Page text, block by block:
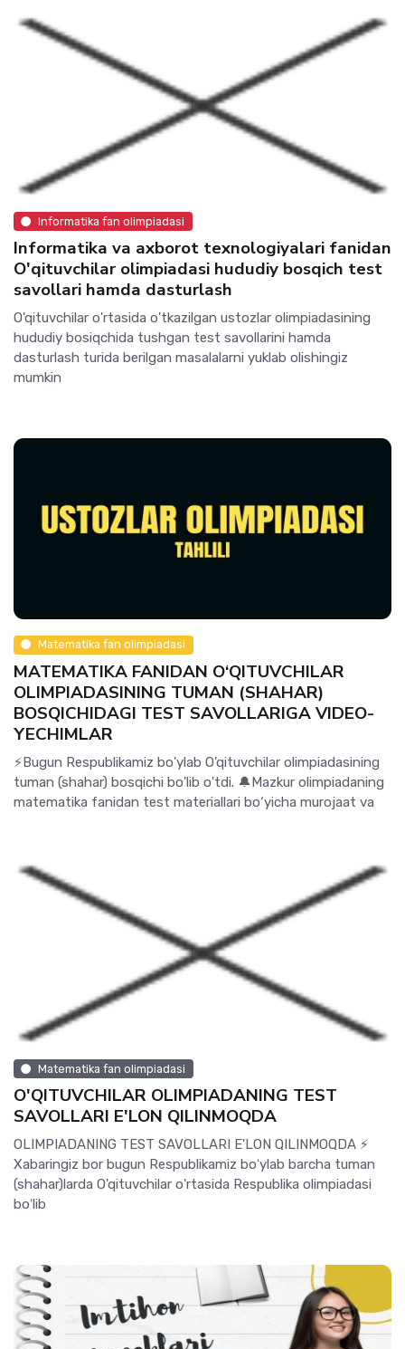
Informatika fan olimpiadasi
Informatika va axborot texnologiyalari fanidan
O'qituvchilar olimpiadasi hududiy bosqich test
savollari hamda dasturlash
O'qituvchilar o'rtasida o'tkazilgan ustozlar olimpiadasining
hududiy bosiqchida tushgan test savollarini hamda
dasturlash turida berilgan masalalarni yuklab olishingiz
mumkin
Matematika fan olimpiadasi
MATEMATIKA FANIDAN O‘QITUVCHILAR
OLIMPIADASINING TUMAN (SHAHAR)
BOSQICHIDAGI TEST SAVOLLARIGA VIDEO-
YECHIMLAR
⚡️Bugun Respublikamiz bo'ylab O'qituvchilar olimpiadasining
tuman (shahar) bosqichi bo'lib o'tdi. 🔔Mazkur olimpiadaning
matematika fanidan test materiallari bo‘yicha murojaat va
Matematika fan olimpiadasi
O'QITUVCHILAR OLIMPIADANING TEST
SAVOLLARI E'LON QILINMOQDA
OLIMPIADANING TEST SAVOLLARI E'LON QILINMOQDA ⚡️
Xabaringiz bor bugun Respublikamiz boʻylab barcha tuman
(shahar)larda O'qituvchilar o'rtasida Respublika olimpiadasi
boʻlib